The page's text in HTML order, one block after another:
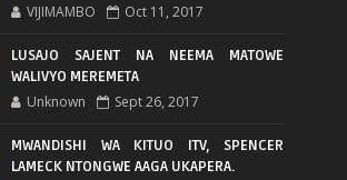
VIJIMAMBO Oct 11, 2017
LUSAJO SAJENT NA NEEMA MATOWE
WALIVYO MEREMETA
Unknown Sept 26, 2017
MWANDISHI WA KITUO ITV, SPENCER
LAMECK NTONGWE AAGA UKAPERA.